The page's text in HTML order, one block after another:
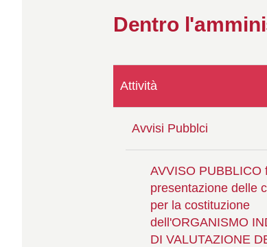
Dentro
Attività
Avvisi Pubblci
AVVISO PUBBLICO
presentazione delle
per la costituzione
dell'ORGANISMO
DI VALUTAZIONE